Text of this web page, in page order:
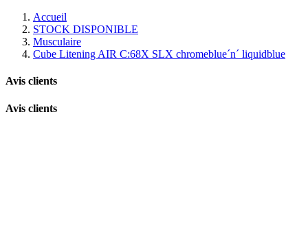
Accueil
STOCK DISPONIBLE
Musculaire
Cube Litening AIR C:68X SLX chromeblue´n´ liquidblue
Avis clients
Avis clients